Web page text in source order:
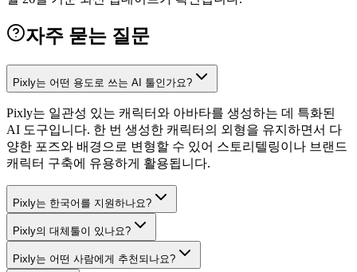
자주 묻는 질문
Pixly는 어떤 용도로 쓰는 AI 툴인가요?
Pixly는 일관성 있는 캐릭터와 아바타를 생성하는 데 특화된
AI 도구입니다. 한 번 생성한 캐릭터의 외형을 유지하면서 다
양한 포즈와 배경으로 변형할 수 있어 스토리텔링이나 브랜드
캐릭터 구축에 유용하게 활용됩니다.
Pixly는 한국어를 지원하나요?
Pixly의 대체툴이 있나요?
Pixly는 어떤 사람에게 추천되나요?